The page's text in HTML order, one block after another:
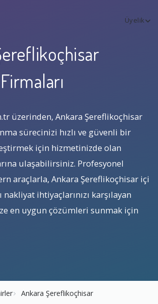
Üyelik
üzerinden, Ankara Şereflikoçhisar
sürecinizi hızlı ve güvenli bir
için hizmetinizde olan
ulaşabilirsiniz. Profesyonel
araçlarla, Ankara Şereflikoçhisar içi
ihtiyaçlarınızı karşılayan
en uygun çözümleri sunmak için
Ankara Şereflikoçhisar